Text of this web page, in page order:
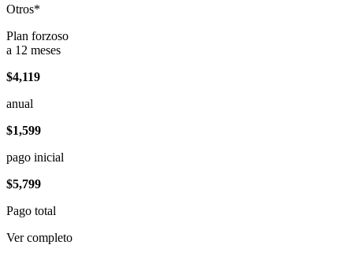
Otros*
Plan forzoso
a 12 meses
$4,119
anual
$1,599
pago inicial
$5,799
Pago total
Ver completo